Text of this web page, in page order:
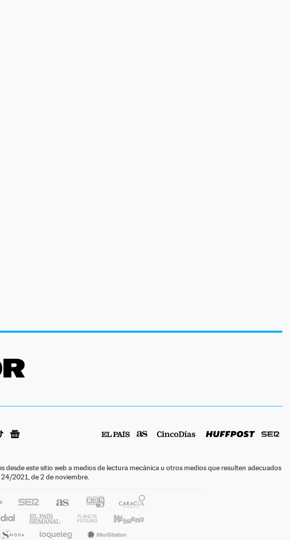
desde este sitio web a medios de lectura mecánica u otros medios que resulten adecuados
2021, de 2 de noviembre.